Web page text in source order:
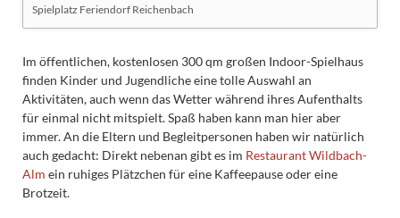
Spielplatz Feriendorf Reichenbach
Im öffentlichen, kostenlosen 300 qm großen Indoor-Spielhaus
finden Kinder und Jugendliche eine tolle Auswahl an
Aktivitäten, auch wenn das Wetter während ihres Aufenthalts
für einmal nicht mitspielt. Spaß haben kann man hier aber
immer. An die Eltern und Begleitpersonen haben wir natürlich
auch gedacht: Direkt nebenan gibt es im Restaurant Wildbach-
Alm ein ruhiges Plätzchen für eine Kaffeepause oder eine
Brotzeit.